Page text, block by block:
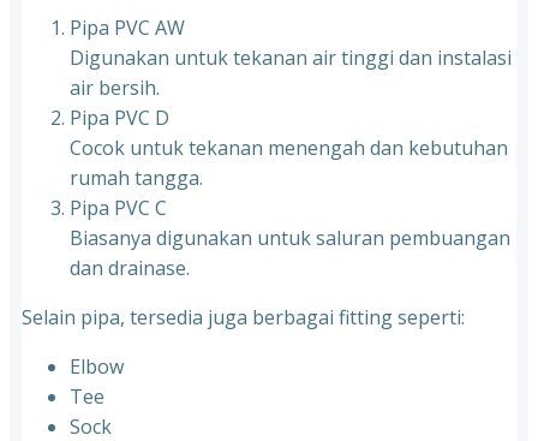
Pipa PVC AW
Digunakan untuk tekanan air tinggi dan instalasi
air bersih.
Pipa PVC D
Cocok untuk tekanan menengah dan kebutuhan
rumah tangga.
Pipa PVC C
Biasanya digunakan untuk saluran pembuangan
dan drainase.
Selain pipa, tersedia juga berbagai fitting seperti:
Elbow
Tee
Sock